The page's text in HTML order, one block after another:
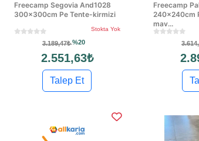
Freecamp Segovia And1028
300x300cm Pe Tente-kirmizi
Stokta Yok
3.189,47₺%20
2.551,63₺
Talep Et
Freecamp
240x240cm
mav...